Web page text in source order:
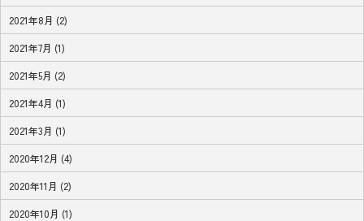
2021年8月 (2)
2021年7月 (1)
2021年5月 (2)
2021年4月 (1)
2021年3月 (1)
2020年12月 (4)
2020年11月 (2)
2020年10月 (1)